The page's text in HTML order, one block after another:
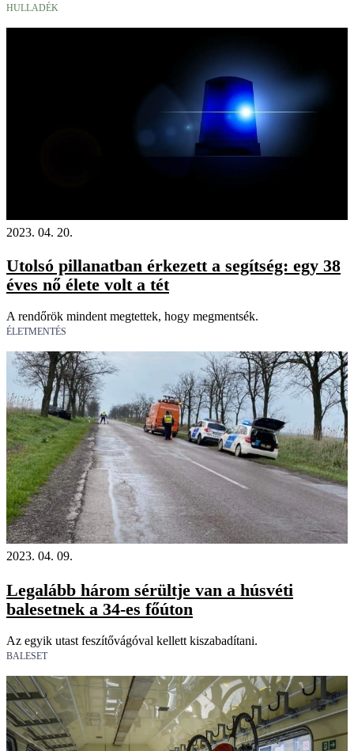
HULLADÉK
2023. 04. 20.
Utolsó pillanatban érkezett a segítség: egy 38
éves nő élete volt a tét
A rendőrök mindent megtettek, hogy megmentsék.
ÉLETMENTÉS
2023. 04. 09.
Legalább három sérültje van a húsvéti
balesetnek a 34-es főúton
Az egyik utast feszítővágóval kellett kiszabadítani.
BALESET